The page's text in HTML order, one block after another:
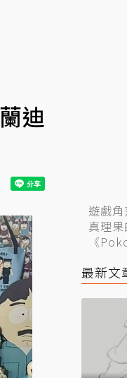
迪
遊戲
真理
《
最新文